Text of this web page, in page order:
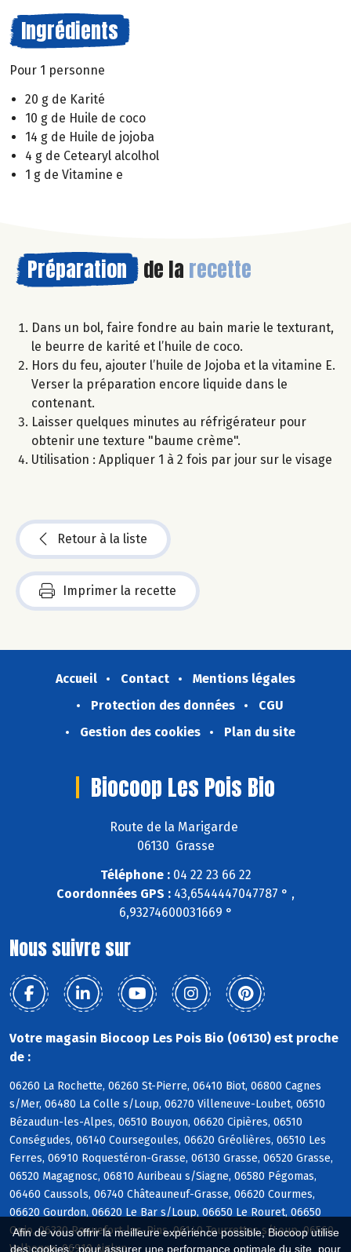
Afin de vous offrir la meilleure expérience possible, Biocoop utilise
des cookies : pour assurer une performance optimale du site, pour
Ingrédients
Pour 1 personne
20 g de Karité
10 g de Huile de coco
14 g de Huile de jojoba
4 g de Cetearyl alcolhol
1 g de Vitamine e
Préparation de la recette
Dans un bol, faire fondre au bain marie le texturant,
le beurre de karité et l’huile de coco.
Hors du feu, ajouter l’huile de Jojoba et la vitamine E.
Verser la préparation encore liquide dans le
contenant.
Laisser quelques minutes au réfrigérateur pour
obtenir une texture "baume crème".
Utilisation : Appliquer 1 à 2 fois par jour sur le visage
Retour à la liste
Imprimer la recette
Accueil Contact
Mentions légales
Protection des données
CGU
Gestion des cookies
Plan du site
Biocoop Les Pois Bio
Route de la Marigarde
06130 Grasse
Téléphone :04 22 23 66 22
Coordonnées GPS : 43,6544447047787 ° ,
6,93274600031669 °
Nous suivre sur
Votre magasin Biocoop Les Pois Bio (06130) est proche
de :
06260 La Rochette, 06260 St-Pierre, 06410 Biot, 06800 Cagnes
s/Mer, 06480 La Colle s/Loup, 06270 Villeneuve-Loubet, 06510
Bézaudun-les-Alpes, 06510 Bouyon, 06620 Cipières, 06510
Conségudes, 06140 Coursegoules, 06620 Gréolières, 06510 Les
Ferres, 06910 Roquestéron-Grasse, 06130 Grasse, 06520 Grasse,
06520 Magagnosc, 06810 Auribeau s/Siagne, 06580 Pégomas,
06460 Caussols, 06740 Châteauneuf-Grasse, 06620 Courmes,
06620 Gourdon, 06620 Le Bar s/Loup, 06650 Le Rouret, 06650
Opio, 06330 Roquefort-les-Pins, 06140 Tourrettes s/Loup, 06560
Valbonne, 06910 Aiglun